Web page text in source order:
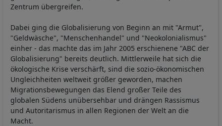
Zentrum übergreifen.
Dabei ging die Globalisierung von Beginn an mit "Armut",
"Geldwäsche", "Menschenhandel" und "Neokolonialismus"
einher - das machte das im Jahr 2005 erschienene "ABC der
Globalisierung" bereits deutlich. Mittlerweile hat sich die
ökologische Krise verschärft, sind die sozio-ökonomischen
Ungleichheiten weltweit größer geworden, machen
Migrationsbewegungen das Elend großer Teile des
globalen Südens unübersehbar und drängen Rassismus
und Autoritarismus in allen Regionen der Welt an die
Macht.